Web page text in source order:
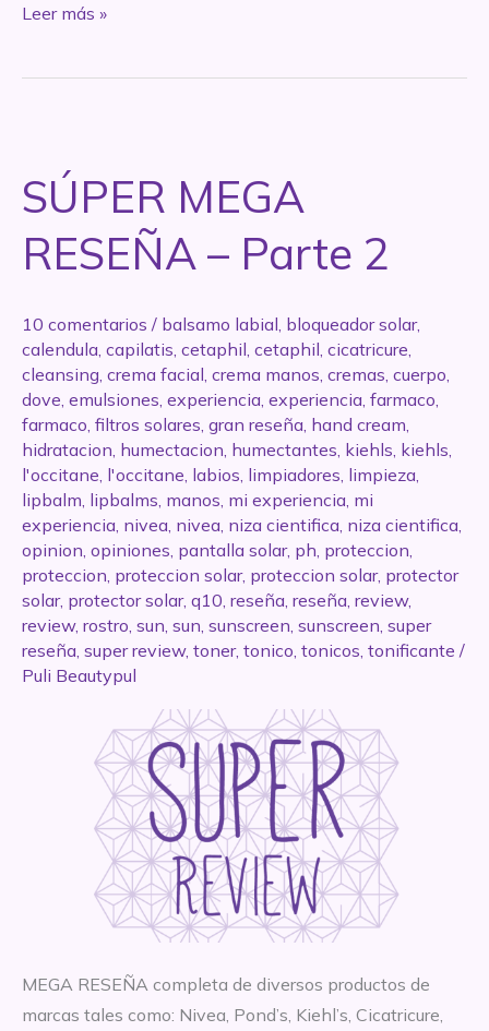
SÚPER
RESEÑA
Leer más »
SÚPER MEGA
RESEÑA – Parte 2
10 comentarios / balsamo labial, bloqueador solar,
calendula, capilatis, cetaphil, cetaphil, cicatricure,
cleansing, crema facial, crema manos, cremas, cuerpo,
dove, emulsiones, experiencia, experiencia, farmaco,
farmaco, filtros solares, gran reseña, hand cream,
hidratacion, humectacion, humectantes, kiehls, kiehls,
l'occitane, l'occitane, labios, limpiadores, limpieza,
lipbalm, lipbalms, manos, mi experiencia, mi
experiencia, nivea, nivea, niza cientifica, niza cientifica,
opinion, opiniones, pantalla solar, ph, proteccion,
proteccion, proteccion solar, proteccion solar, protector
solar, protector solar, q10, reseña, reseña, review,
review, rostro, sun, sun, sunscreen, sunscreen, super
reseña, super review, toner, tonico, tonicos, tonificante /
Puli Beautypul
MEGA RESEÑA completa de diversos productos de
marcas tales como: Nivea, Pond’s, Kiehl’s, Cicatricure,